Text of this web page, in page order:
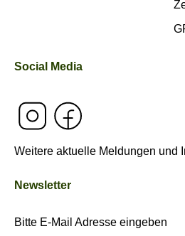
Social Media
Weitere aktuelle Meldungen und
Newsletter
Bitte E-Mail Adresse eingeben